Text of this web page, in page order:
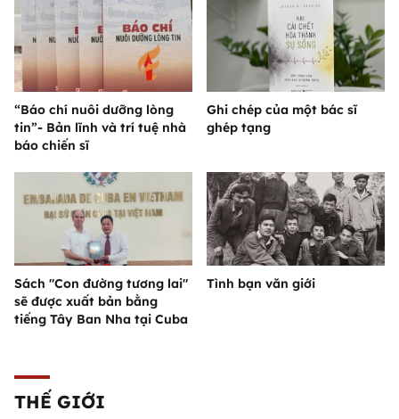
“Báo chí nuôi dưỡng lòng
tin”- Bản lĩnh và trí tuệ nhà
báo chiến sĩ
Ghi chép của một bác sĩ
ghép tạng
Sách "Con đường tương lai"
sẽ được xuất bản bằng
tiếng Tây Ban Nha tại Cuba
Tình bạn văn giới
THẾ GIỚI